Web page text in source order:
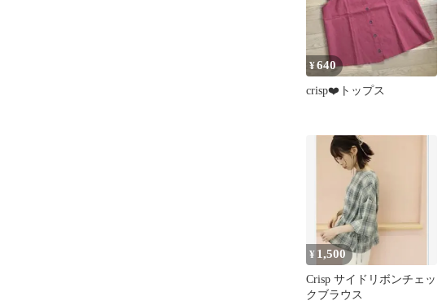
¥640
crisp❤️トップス
¥ 1,500
Crisp サイドリボンチェッ
クブラウス